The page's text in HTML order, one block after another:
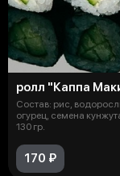
ролл "Каппа
Состав: рис,
огурец, семена кунжута.
130 гр.
170 ₽